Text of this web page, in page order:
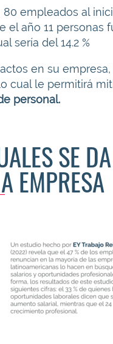
empleados al
año 11 personas
sería del 14.2 %
en su
cual le permitirá
personal.
SE
EMPRESA